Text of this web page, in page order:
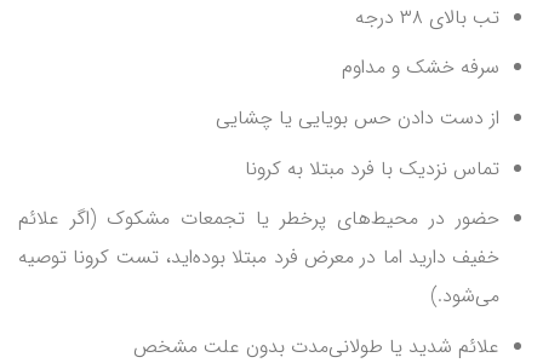
تب بالای ۳۸ درجه
سرفه خشک و مداوم
از دست دادن حس بویایی یا چشایی
تماس نزدیک با فرد مبتلا به کرونا
حضور در محیط‌های پرخطر یا تجمعات مشکوک (اگر علائم
خفیف دارید اما در معرض فرد مبتلا بوده‌اید، تست کرونا توصیه
می‌شود.)
علائم شدید یا طولانی‌مدت بدون علت مشخص